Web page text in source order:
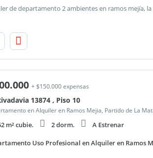
+ $150.000 expensas
13874 , Piso 10
en Alquiler en Ramos Mejia, Partido de La
m² cubie. 2 dorm. A Estrenar
Uso Profesional en Alquiler en Ramos